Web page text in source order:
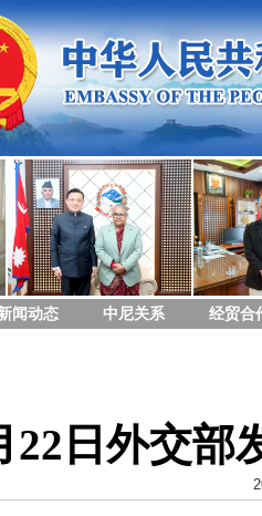
闻动态 中尼关系 经贸合
22日外交